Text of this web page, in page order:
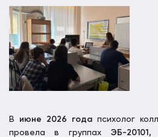
В июне 2026 годапсихолог
провела в группах ЭБ-